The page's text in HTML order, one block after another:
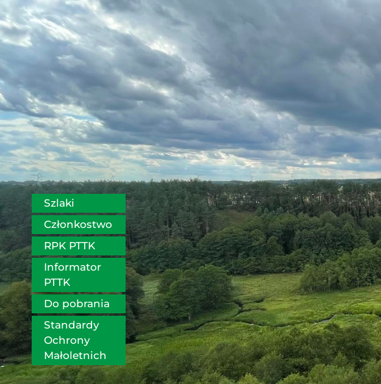
Szlaki
Członkostwo
RPK PTTK
Informator
PTTK
Do pobrania
Standardy
Ochrony
Małoletnich